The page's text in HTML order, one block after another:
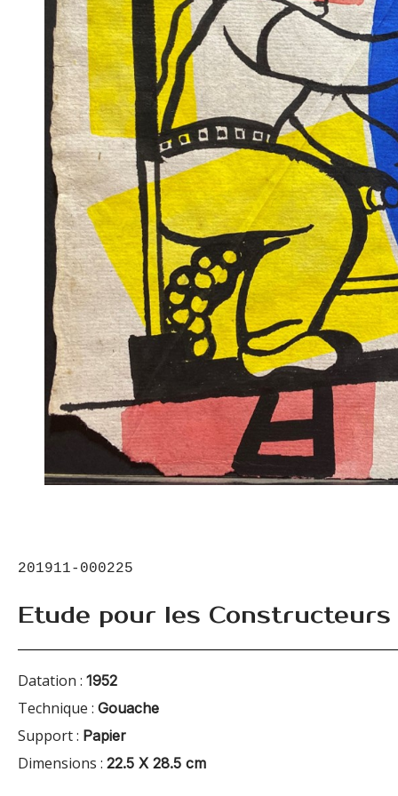
201911-000225
Etude pour les Constructeurs
Datation : 1952
Technique : Gouache
Support : Papier
Dimensions : 22.5 X 28.5 cm